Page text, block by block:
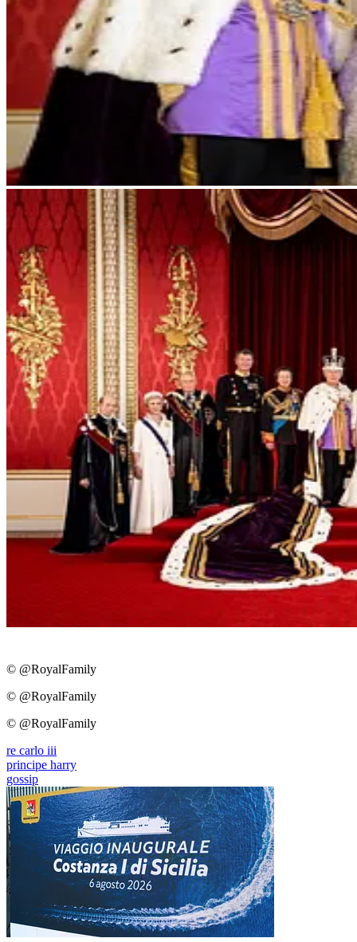
© @RoyalFamily
© @RoyalFamily
© @RoyalFamily
re carlo iii
principe harry
gossip